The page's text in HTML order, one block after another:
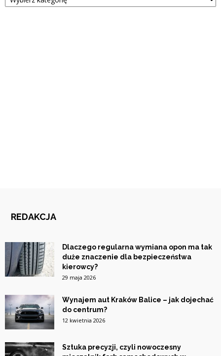
REDAKCJA
Dlaczego regularna wymiana opon ma tak
duże znaczenie dla bezpieczeństwa
kierowcy?
29 maja 2026
Wynajem aut Kraków Balice – jak dojechać
do centrum?
12 kwietnia 2026
Sztuka precyzji, czyli nowoczesny